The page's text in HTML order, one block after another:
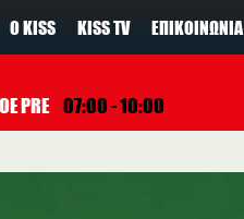
Ο KISS KISS TV ΕΠΙΚΟΙΝΩΝΊΑ
PRE 07:00 - 10:00